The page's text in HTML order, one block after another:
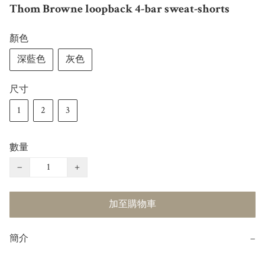
Thom Browne loopback 4-bar sweat-shorts
顏色
深藍色
灰色
尺寸
1
2 3
數量
−
+
加至購物車
簡介 −